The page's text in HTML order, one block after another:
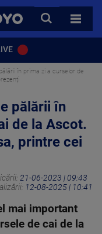
CAUTA
TOATE
în prima zi a curselor de
pălării în
de la Ascot.
printre cei
21-06-2023 | 09:43
12-08-2025 | 10:41
mai important
de cai de la